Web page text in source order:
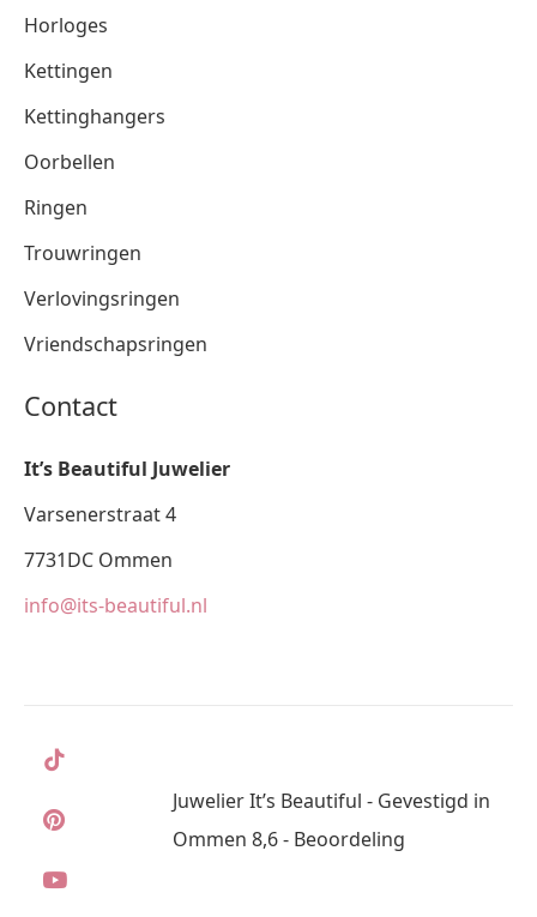
Horloges
Kettingen
Kettinghangers
Oorbellen
Ringen
Trouwringen
Verlovingsringen
Vriendschapsringen
Contact
It’s Beautiful Juwelier
Varsenerstraat 4
7731DC Ommen
info@its-beautiful.nl
Juwelier It’s Beautiful - Gevestigd in
Ommen 8,6 - Beoordeling